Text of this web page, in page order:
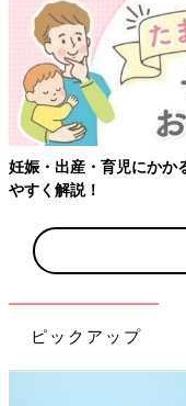
妊娠・出産・育児にかか
やすく解説！
ピックアップ